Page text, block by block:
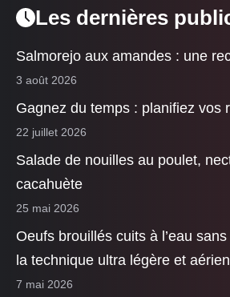
Les dernières
Salmorejo aux amandes : une
3 août 2026
Gagnez du temps : planifiez vos
22 juillet 2026
Salade de nouilles au poulet,
cacahuète
25 mai 2026
Oeufs brouillés cuits à l’eau
la technique ultra légère et
7 mai 2026